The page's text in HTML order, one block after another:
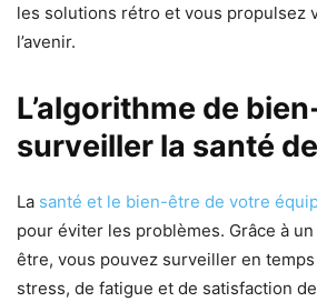
les solutions rétro et vous propulsez
l’avenir.
L’algorithme de
surveiller la santé
La santé et le bien-être de votre
pour éviter les problèmes. Grâce à
être, vous pouvez surveiller en
stress, de fatigue et de satisfaction de